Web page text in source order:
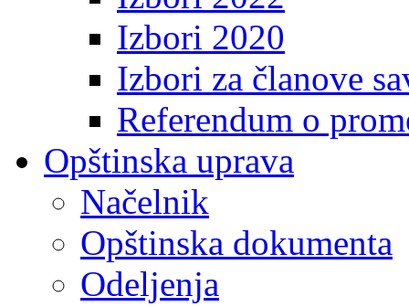
Izbori 2020
Izbori za članove
Referendum o
Opštinska uprava
Načelnik
Opštinska dokumenta
Odeljenja